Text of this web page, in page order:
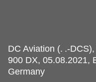
DC Aviation (. .-
900 DX, 05.08.2021,
Germany